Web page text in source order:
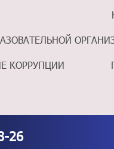
КОРРУПЦИИ
26